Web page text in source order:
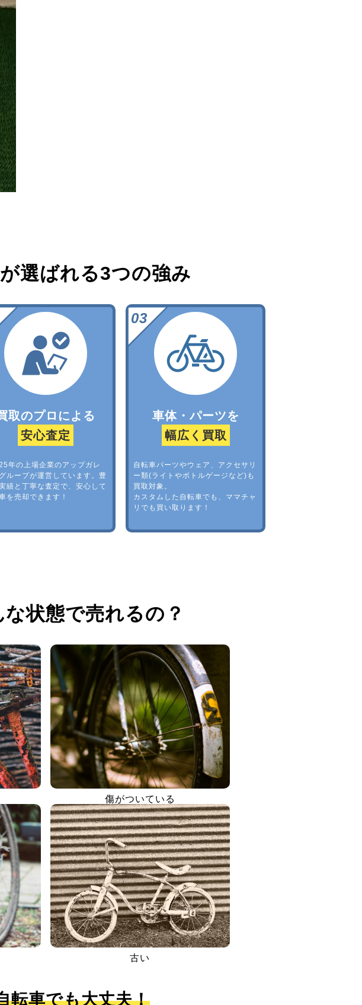
選ばれる3つの強み
取のプロによる
安心査定
年の上場企業のアップガレ
ループが運営しています。豊
績と丁寧な査定で、安心して
を売却できます！
車体・パーツを
幅広く買取
自転車パーツやウェア、アクセサリ
ー類(ライトやボトルゲージなど)も
買取対象。
カスタムした自転車でも、ママチャ
リでも買い取ります！
な状態で売れるの？
傷がついている
古い
転車でも大丈夫！